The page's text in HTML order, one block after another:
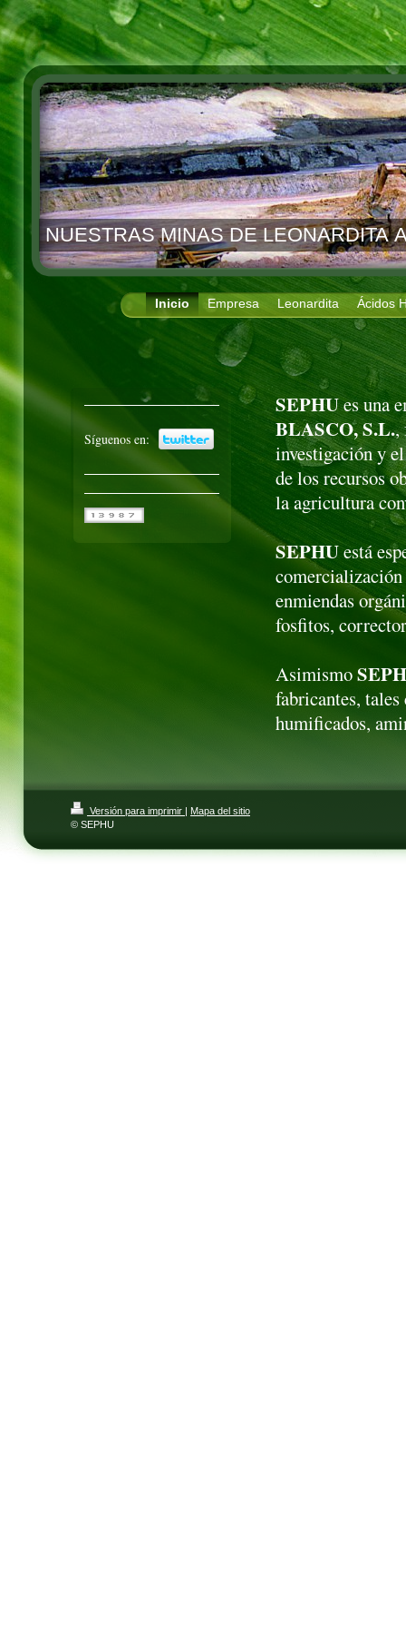
NUESTRAS MINAS DE LEONARDITA
Inicio Empresa Leonardita Ácidos
SEPHUes una
BLASCO, S.L.,
investigación y
de los recursos
la agricultura
SEPHUestá
enmiendas
fosfitos,
Asimismo
fabricantes,
humificados,
Síguenos en:
Versión para imprimir | Mapa del sitio
© SEPHU